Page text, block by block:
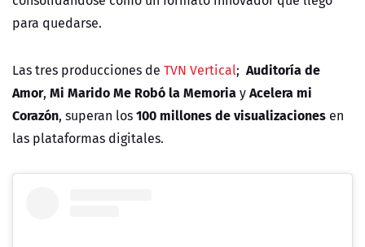
para quedarse.
Las tres producciones de TVN Vertical; Auditoría de
Amor, Mi Marido Me Robó la MemoriayAcelera mi
Corazón, superan los100 millones de visualizaciones en
las plataformas digitales.